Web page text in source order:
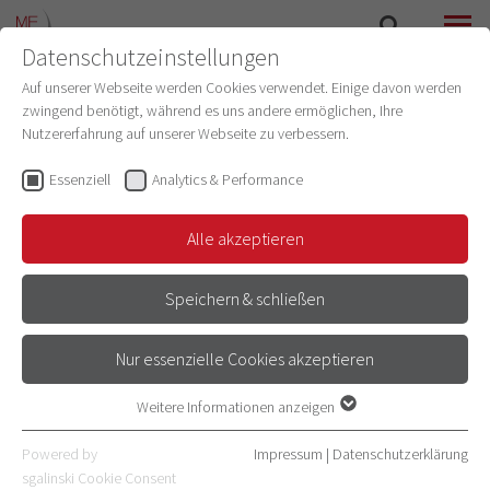
ETHIKKOMMISSION
Studien nach AMG/CTR
Studien nach MPDG/MDR
Bearbeitungsverfahren
NEUANTRÄGE ZU
PROSPEKTIVEN
FORSCHUNGSVORHABEN,
BIOBANKEN ODER
REGISTERN
Datenschutzeinstellungen
Auf unserer Webseite werden Cookies verwendet. Einige davon werden
zwingend benötigt, während es uns andere ermöglichen, Ihre
Nutzererfahrung auf unserer Webseite zu verbessern.
Essenziell Analytics & Performance
Alle akzeptieren
Speichern & schließen
Nur essenzielle Cookies akzeptieren
Essenzielle Cookies werden für grundlegende Funktionen der
Webseite benötigt. Dadurch ist gewährleistet, dass die Webseite
Weitere Informationen anzeigen
Powered by
sgalinski Cookie Consent
Impressum | Datenschutzerklärung